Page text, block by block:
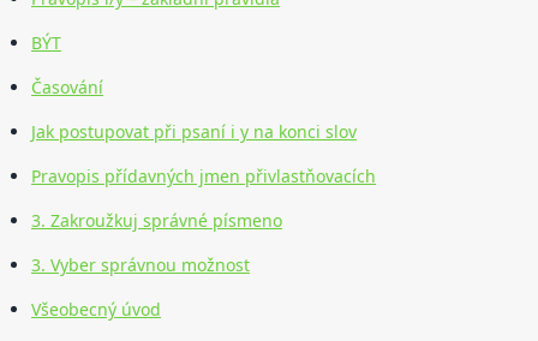
BÝT
Časování
Jak postupovat při psaní i y na konci slov
Pravopis přídavných jmen přivlastňovacích
3. Zakroužkuj správné písmeno
3. Vyber správnou možnost
Všeobecný úvod